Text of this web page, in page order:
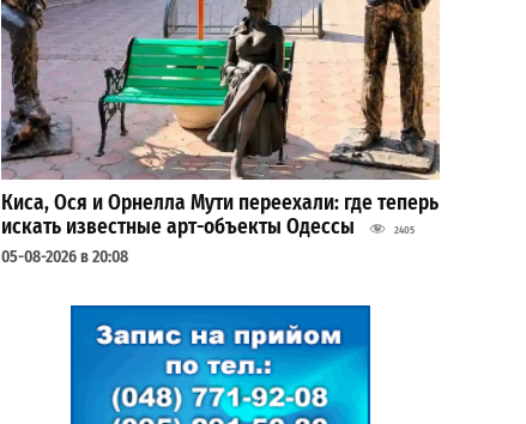
Киса, Ося и Орнелла Мути переехали: где теперь
искать известные арт-объекты Одессы
2405
05-08-2026 в 20:08